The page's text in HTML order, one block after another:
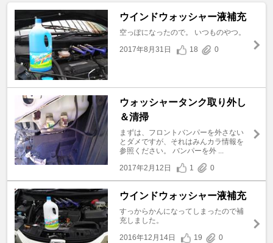
ウインドウォッシャー液補充
空っぽになったので。 いつものやつ。
2017年8月31日
18 0
ウォッシャータンク取り外し
＆清掃
まずは、フロントバンパーを外さない
とダメですが、それはみんカラ情報を
参照ください。 バンパーを外 ...
2017年2月12日
1 0
ウインドウォッシャー液補充
すっからかんになってしまったので補
充しました。
2016年12月14日
19 0